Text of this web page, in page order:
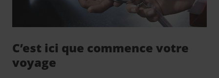
C’est ici que commence votre
voyage